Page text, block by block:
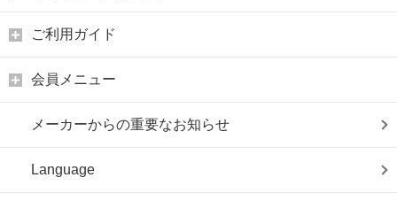
ご利用ガイド
会員メニュー
メーカーからの重要なお知らせ
Language